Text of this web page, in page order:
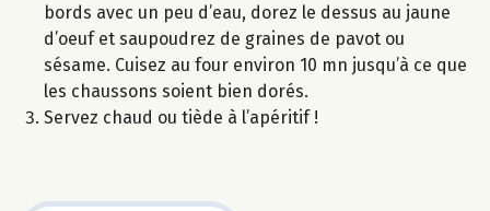
bords avec un peu d’eau, dorez le dessus au jaune
d’oeuf et saupoudrez de graines de pavot ou
sésame. Cuisez au four environ 10 mn jusqu’à ce que
les chaussons soient bien dorés.
Servez chaud ou tiède à l’apéritif !